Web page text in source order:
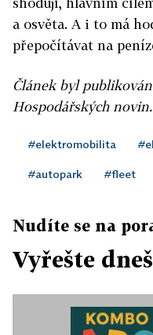
a osvěta. A i to má
přepočítávat na
Článek byl
Hospodářských novin.
#elektromobilita
#autopark #fleet
Nudíte se na
Vyřešte